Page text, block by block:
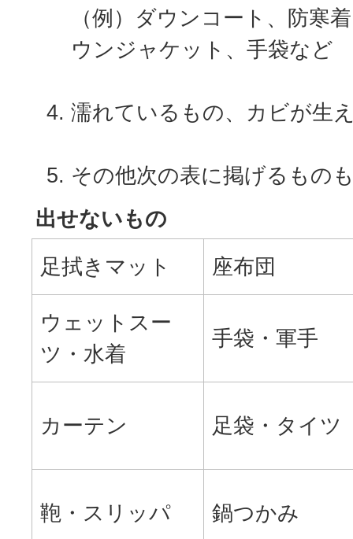
（例）ダウンコート、防寒
ウンジャケット、手袋など
濡れているもの、カビが生
その他次の表に掲げるもの
出せないもの
足拭きマット
座布団
ウェットスー
ツ・水着
手袋・軍手
カーテン 足袋・タイツ
鞄・スリッパ 鍋つかみ